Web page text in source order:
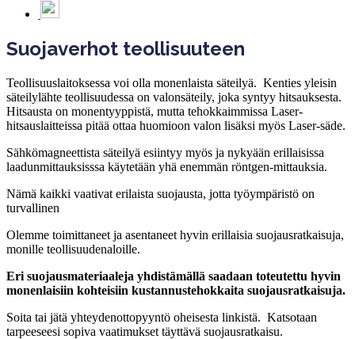
Suojaverhot teollisuuteen
Teollisuuslaitoksessa voi olla monenlaista säteilyä. Kenties yleisin
säteilylähte teollisuudessa on valonsäteily, joka syntyy hitsauksesta.
Hitsausta on monentyyppistä, mutta tehokkaimmissa Laser-
hitsauslaitteissa pitää ottaa huomioon valon lisäksi myös Laser-säde.
Sähkömagneettista säteilyä esiintyy myös ja nykyään erillaisissa
laadunmittauksisssa käytetään yhä enemmän röntgen-mittauksia.
Nämä kaikki vaativat erilaista suojausta, jotta työympäristö on
turvallinen
Olemme toimittaneet ja asentaneet hyvin erillaisia suojausratkaisuja,
monille teollisuudenaloille.
Eri suojausmateriaaleja yhdistämällä saadaan toteutettu hyvin
monenlaisiin kohteisiin kustannustehokkaita suojausratkaisuja.
Soita tai jätä yhteydenottopyyntö oheisesta linkistä. Katsotaan
tarpeeseesi sopiva vaatimukset täyttävä suojausratkaisu.